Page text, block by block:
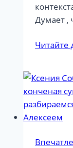
Думает ,
Читайте